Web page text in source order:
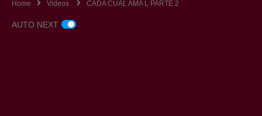
Home Videos CADA CUAL AMA L PARTE 2
AUTO NEXT